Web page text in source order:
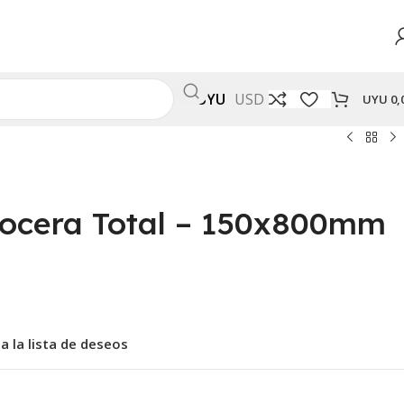
UYU USD UYU
Total – 150x800mm
la lista de deseos